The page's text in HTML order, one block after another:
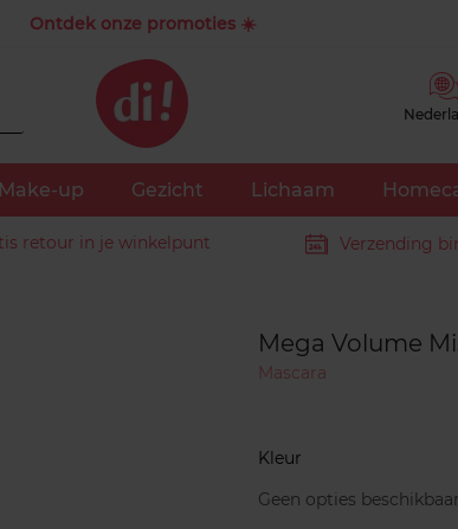
Ontdek onze promoties ☀️
Make-up Gezicht Lichaam
retour in je winkelpunt Verzending
Mega Volume
Mascara
Kleur
Geen opties beschikbaar